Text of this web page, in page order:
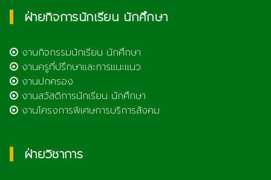
ฝ่ายกิจการนักเรียน นักศึกษา
งานกิจกรรมนักเรียน นักศึกษา
งานครูที่ปรึกษาและการแนะแนว
งานปกครอง
งานสวัสดิการนักเรียน นักศึกษา
งานโครงการพิเศษการบริการสังคม
ฝ่ายวิชาการ